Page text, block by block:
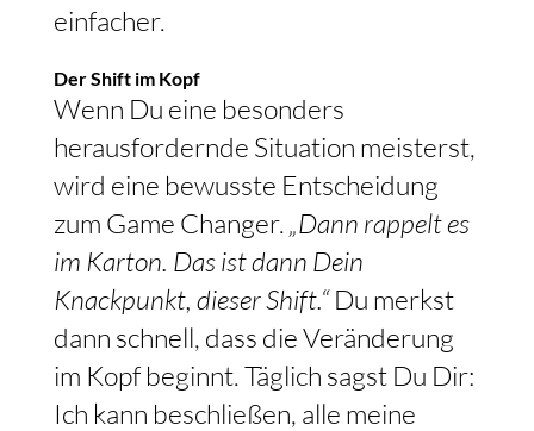
einfacher.
Der Shift im Kopf
Wenn Du eine besonders
herausfordernde Situation meisterst,
wird eine bewusste Entscheidung
zum Game Changer. „Dann rappelt es
im Karton. Das ist dann Dein
Knackpunkt, dieser Shift.“Du merkst
dann schnell, dass die Veränderung
im Kopf beginnt. Täglich sagst Du Dir:
Ich kann beschließen, alle meine